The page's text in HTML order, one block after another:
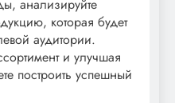
анализируйте
которая будет
аудитории.
и улучшая
построить успешный